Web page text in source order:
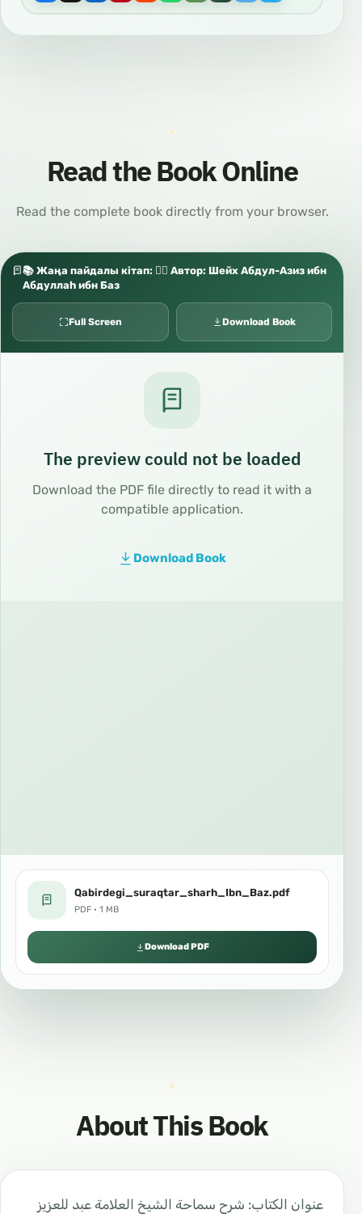
Read the Book Online
Read the complete book directly from your browser.
📚 Жаңа пайдалы кітап: ✍🏼 Автор: Шейх Абдул-Азиз ибн
Абдуллаһ ибн Баз
Full Screen Download Book
The preview could not be loaded
Download the PDF file directly to read it with a
compatible application.
Download Book
Qabirdegi_suraqtar_sharh_Ibn_Baz.pdf
PDF · 1 MB
Download PDF
About This Book
عنوان الكتاب: شرح سماحة الشيخ العلامة عبد للعزيز